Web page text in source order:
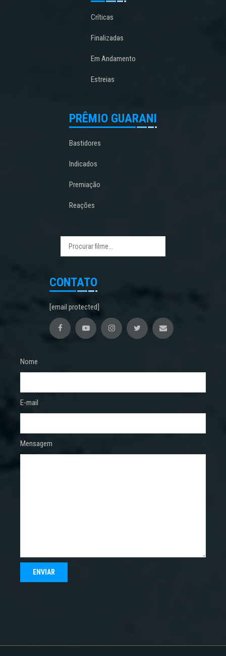
Críticas
Finalizadas
Em Andamento
Estreias
PRÊMIO GUARANI
Bastidores
Indicados
Premiação
Reações
CONTATO
[email protected]
Nome
E-mail
Mensagem